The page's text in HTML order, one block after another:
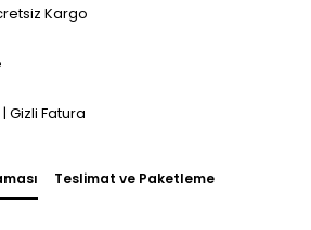
Kargo
Gizli Fatura
Teslimat ve Paketleme